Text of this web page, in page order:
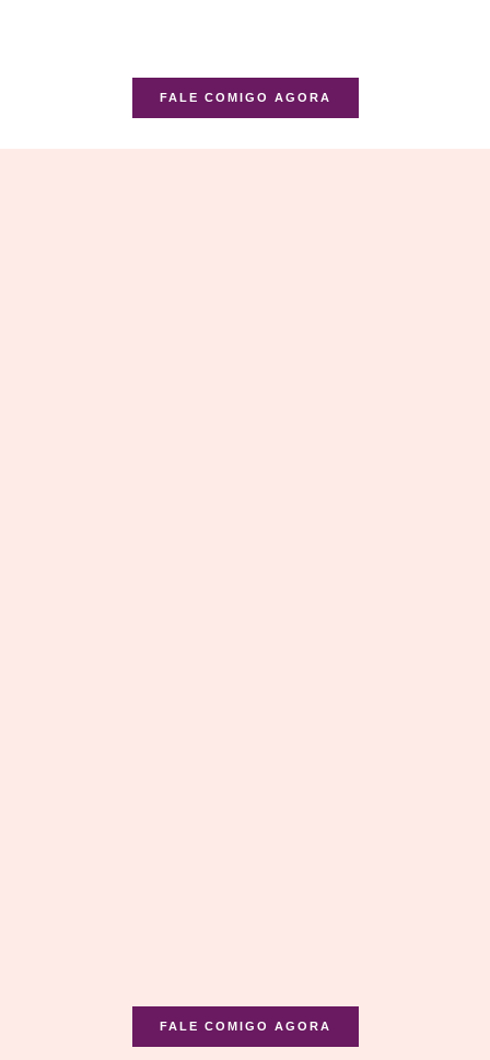
FALE COMIGO AGORA
FALE COMIGO AGORA